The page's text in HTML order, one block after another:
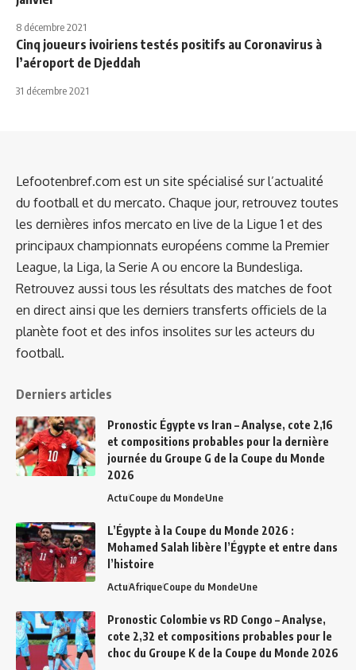
8 décembre 2021
Cinq joueurs ivoiriens testés positifs au Coronavirus à
l’aéroport de Djeddah
31 décembre 2021
Lefootenbref.com est un site spécialisé sur l’actualité
du football et du mercato. Chaque jour, retrouvez toutes
les dernières infos mercato en live de la Ligue 1 et des
principaux championnats européens comme la Premier
League, la Liga, la Serie A ou encore la Bundesliga.
Retrouvez aussi tous les résultats des matches de foot
en direct ainsi que les derniers transferts officiels de la
planète foot et des infos insolites sur les acteurs du
football.
Derniers articles
Pronostic Égypte vs Iran – Analyse, cote 2,16
et compositions probables pour la dernière
journée du Groupe G de la Coupe du Monde
2026
ActuCoupe du MondeUne
L’Égypte à la Coupe du Monde 2026 :
Mohamed Salah libère l’Égypte et entre dans
l’histoire
ActuAfriqueCoupe du MondeUne
Pronostic Colombie vs RD Congo – Analyse,
cote 2,32 et compositions probables pour le
choc du Groupe K de la Coupe du Monde 2026